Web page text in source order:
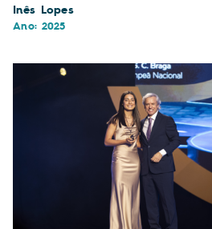
Inês Lopes
Ano: 2025